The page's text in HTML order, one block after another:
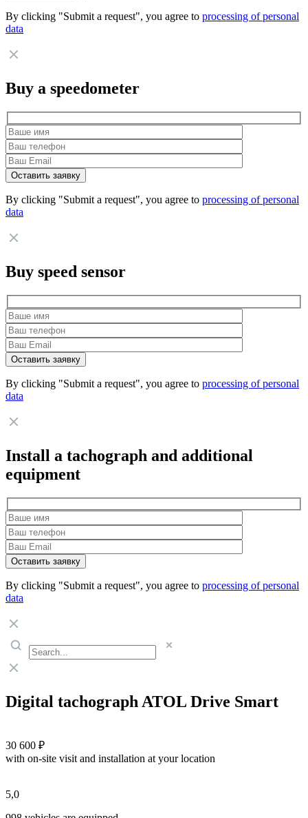
By clicking "Submit a request", you agree to processing of personal
data
Buy a speedometer
By clicking "Submit a request", you agree to processing of personal
data
Buy speed sensor
By clicking "Submit a request", you agree to processing of personal
data
Install a tachograph and additional
equipment
By clicking "Submit a request", you agree to processing of personal
data
Digital tachograph ATOL Drive Smart
30 600 ₽
with on-site visit and installation at your location
5,0